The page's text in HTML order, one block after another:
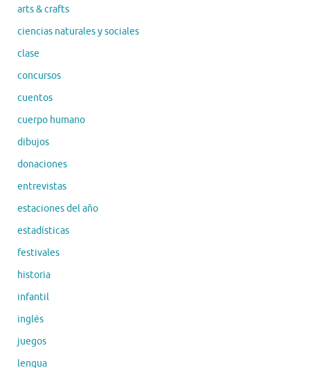
arts & crafts
ciencias naturales y sociales
clase
concursos
cuentos
cuerpo humano
dibujos
donaciones
entrevistas
estaciones del año
estadísticas
festivales
historia
infantil
inglés
juegos
lengua